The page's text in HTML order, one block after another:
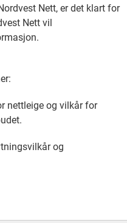
Nett, er det klart for
Nett vil
nettleige og vilkår for
og